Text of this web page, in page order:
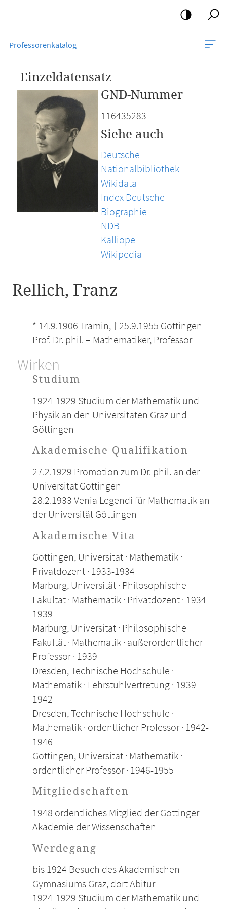
Professorenkatalog
Einzeldatensatz
GND-Nummer
116435283
Siehe auch
Deutsche
Nationalbibliothek
Wikidata
Index Deutsche
Biographie
NDB
Kalliope
Wikipedia
Rellich, Franz
* 14.9.1906 Tramin, † 25.9.1955 Göttingen
Prof. Dr. phil. – Mathematiker, Professor
Wirken
Studium
1924-1929 Studium der Mathematik und
Physik an den Universitäten Graz und
Göttingen
Akademische Qualifikation
27.2.1929 Promotion zum Dr. phil. an der
Universität Göttingen
28.2.1933 Venia Legendi für Mathematik an
der Universität Göttingen
Akademische Vita
Göttingen, Universität · Mathematik ·
Privatdozent · 1933-1934
Marburg, Universität · Philosophische
Fakultät · Mathematik · Privatdozent · 1934-
1939
Marburg, Universität · Philosophische
Fakultät · Mathematik · außerordentlicher
Professor · 1939
Dresden, Technische Hochschule ·
Mathematik · Lehrstuhlvertretung · 1939-
1942
Dresden, Technische Hochschule ·
Mathematik · ordentlicher Professor · 1942-
1946
Göttingen, Universität · Mathematik ·
ordentlicher Professor · 1946-1955
Mitgliedschaften
1948 ordentliches Mitglied der Göttinger
Akademie der Wissenschaften
Werdegang
bis 1924 Besuch des Akademischen
Gymnasiums Graz, dort Abitur
1924-1929 Studium der Mathematik und